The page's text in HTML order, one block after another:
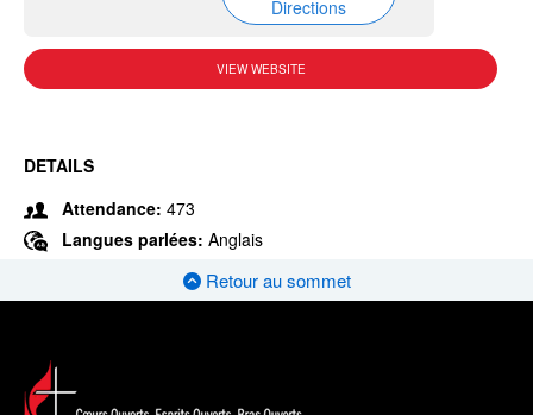
Directions
VIEW WEBSITE
DETAILS
Attendance: 473
Langues parlées: Anglais
Retour au sommet